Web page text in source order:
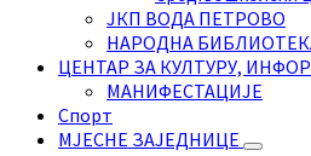
ЈКП ВОДА ПЕТРОВО
НАРОДНА
ЦЕНТАР ЗА КУЛТУРУ,
МАНИФЕСТАЦИЈЕ
Спорт
МЈЕСНЕ ЗАЈЕДНИЦЕ